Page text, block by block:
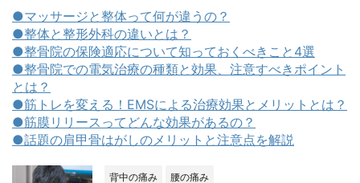
●マッサージと整体って何が違うの？
●整体と整形外科の違いとは？
●整骨院の保険適応について知っておくべきこと4選
●整骨院での電気治療の種類と効果、注意すべきポイント
とは？
●筋トレを変える！EMSによる治療効果とメリットとは？
●筋膜リリースってどんな効果があるの？
●話題の肩甲骨はがしのメリットと注意点を解説
背中の痛み 腰の痛み